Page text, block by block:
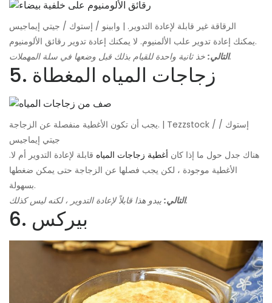
الرقاقة غير قابلة لإعادة التدوير. | وابينو / إستوك / جيتي إيماجيس
يمكنك إعادة تدوير علب الألمنيوم. لا يمكنك إعادة تدوير رقائق الألومنيوم.
التالي:خذ ثانية واحدة للقيام بذلك قبل وضعها في سلة المهملات.
5. زجاجات المياه المغطاة
يجب أن تكون الأغطية منفصلة عن الزجاجة. | Tezzstock / إستوك /
جيتي إيماجيس
هناك جدل حول ما إذا كان أغطية زجاجات المياه قابلة لإعادة التدوير أم لا.
الأغطية موجودة ، لكن يجب فصلها عن الزجاجة حتى يمكن ضغطها
بسهولة.
التالي:يبدو هذا قابلاً لإعادة التدوير ، لكنه ليس كذلك.
6. بيركس